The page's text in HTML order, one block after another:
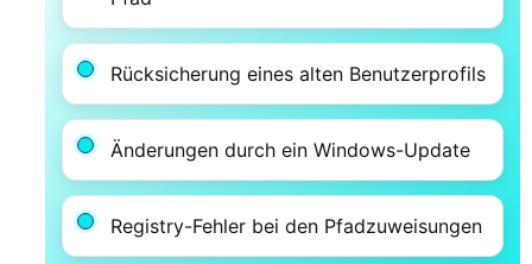
Rücksicherung eines alten Benutzerprofils
Änderungen durch ein Windows-Update
Registry-Fehler bei den Pfadzuweisungen